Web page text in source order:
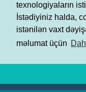
texnologiyaların
İstədiyiniz halda,
istənilən vaxt
məlumat üçün